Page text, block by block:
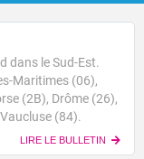
dans le Sud-Est.
Maritimes (06),
(2B), Drôme (26),
(84).
LIRE LE BULLETIN